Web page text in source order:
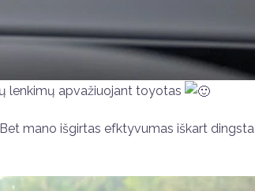
lenkimų apvažiuojant toyotas
mano išgirtas efktyvumas iškart dingsta